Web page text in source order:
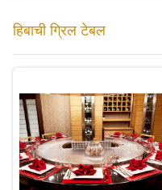
हिबाची ग्रिल टेबल